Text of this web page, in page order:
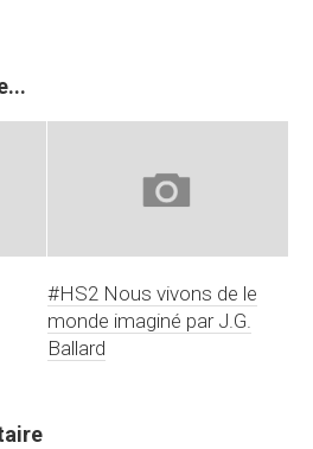
#HS2 Nous vivons de le
monde imaginé par J.G.
Ballard